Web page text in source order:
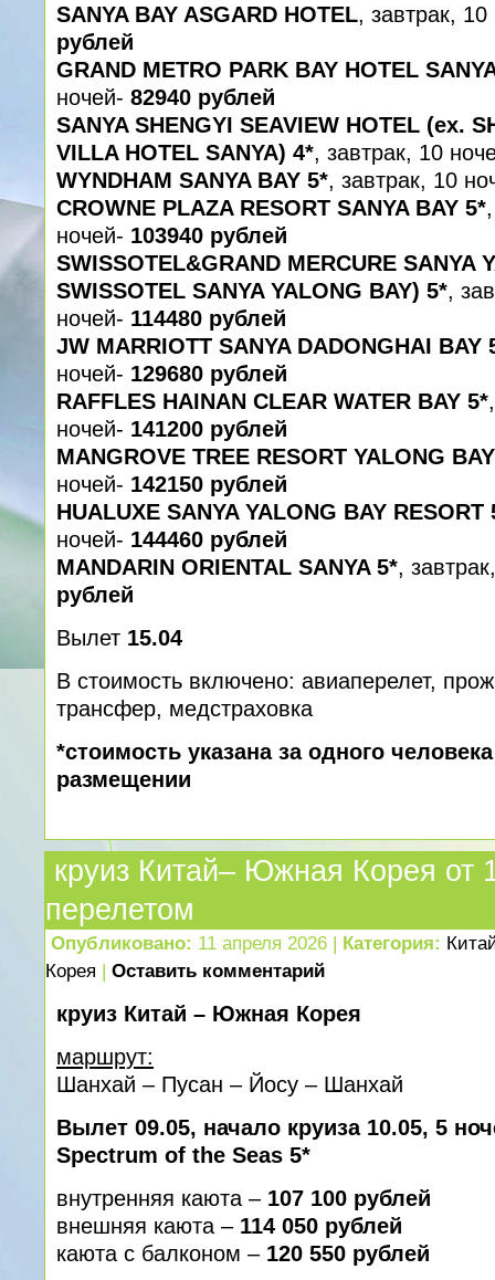
SANYA BAY ASGARD HOTEL, завтрак,
рублей
GRAND METRO PARK BAY HOTEL
ночей- 82940 рублей
SANYA SHENGYI SEAVIEW HOTEL (ex.
VILLA HOTEL SANYA) 4*, завтрак, 10
WYNDHAM SANYA BAY 5*, завтрак, 10
CROWNE PLAZA RESORT SANYA BAY 5*
ночей- 103940 рублей
SWISSOTEL&GRAND MERCURE SANYA
SWISSOTEL SANYA YALONG BAY) 5*,
ночей- 114480 рублей
JW MARRIOTT SANYA DADONGHAI BAY
ночей- 129680 рублей
RAFFLES HAINAN CLEAR WATER BAY 5*
ночей- 141200 рублей
MANGROVE TREE RESORT YALONG
ночей- 142150 рублей
HUALUXE SANYA YALONG BAY RESORT
ночей- 144460 рублей
MANDARIN ORIENTAL SANYA 5*,
рублей
Вылет 15.04
В стоимость включено: авиаперелет,
трансфер, медcтраховка
*стоимость указана за одного
размещении
круиз Китай– Южная Корея от
перелетом
Опубликовано: 11 апреля 2026 | Категория:
Корея | Оставить комментарий
круиз Китай – Южная Корея
маршрут:
Шанхай – Пусан – Йосу – Шанхай
Вылет 09.05, начало круиза 10.05, 5
Spectrum of the Seas 5*
внутренняя каюта – 107 100 рублей
внешняя каюта – 114 050 рублей
каюта с балконом – 120 550 рублей